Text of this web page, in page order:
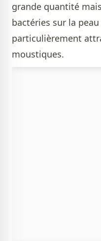
grande quantité
bactéries sur la
particulièrement
moustiques.